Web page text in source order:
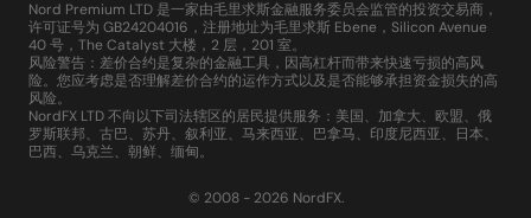
Nord Premium LTD 是一家由毛里求斯金融服务委员会监管的投资交易商，
许可证号为 GB24204016，注册地址为毛里求斯 Ebene，Silicon Avenue
40 号，The Catalyst 大楼，2 层，201 室。
风险警告：差价合约是复杂的金融工具，因高杠杆而带来快速亏损的高风
险。您应考虑是否理解差价合约的运作方式以及是否能够承担资金损失的高
风险。
NordFX LTD 不向以下司法辖区的居民提供服务：美国、加拿大、欧盟、俄
罗斯联邦、古巴、苏丹、叙利亚、马来西亚、巴拿马、印度尼西亚、日本、
巴西、乌克兰、朝鲜、缅甸。
© 2008 - 2026 NordFX.